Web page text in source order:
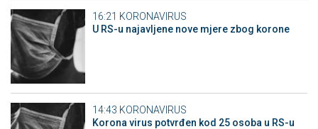
16:21 KORONAVIRUS
U RS-u najavljene nove mjere zbog korone
14:43 KORONAVIRUS
Korona virus potvrđen kod 25 osoba u RS-u